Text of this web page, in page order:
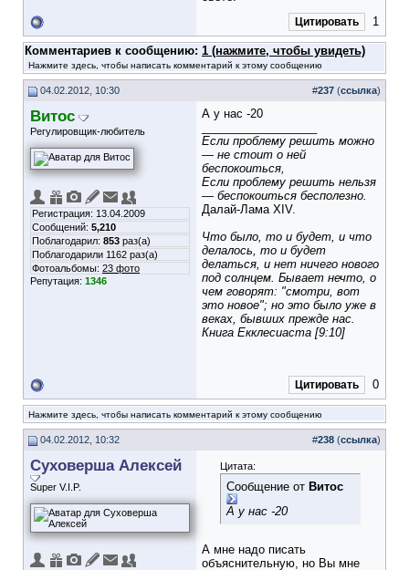
Цитировать 1
Комментариев к сообщению: 1 (нажмите, чтобы увидеть)
Нажмите здесь, чтобы написать комментарий к этому сообщению
04.02.2012, 10:30 #237 (ссылка)
Витос
Регулировщик-любитель
Регистрация: 13.04.2009
Сообщений: 5,210
Поблагодарил: 853 раз(а)
Поблагодарили 1162 раз(а)
Фотоальбомы: 23 фото
Репутация: 1346
А у нас -20
Если проблему решить можно
— не стоит о ней
беспокоиться,
Если проблему решить нельзя
— беспокоиться бесполезно.
Далай-Лама XIV.
Что было, то и будет, и что
делалось, то и будет
делаться, и нет ничего нового
под солнцем. Бывает нечто, о
чем говорят: "смотри, вот
это новое"; но это было уже в
веках, бывших прежде нас.
Книга Екклесиаста [9:10]
Цитировать 0
Нажмите здесь, чтобы написать комментарий к этому сообщению
04.02.2012, 10:32 #238 (ссылка)
Суховерша Алексей
Super V.I.P.
Цитата:
Сообщение от Витос
А у нас -20
А мне надо писать
объяснительную, но Вы мне